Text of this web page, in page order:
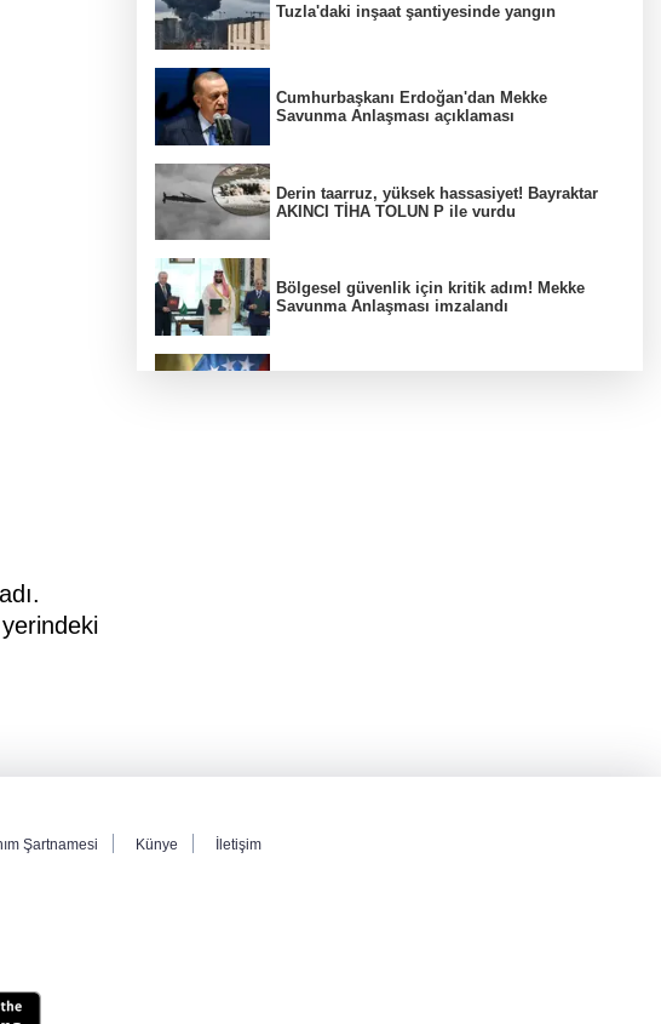
Tuzla'daki inşaat şantiyesinde yangın
Cumhurbaşkanı Erdoğan'dan Mekke
Savunma Anlaşması açıklaması
Derin taarruz, yüksek hassasiyet! Bayraktar
AKINCI TİHA TOLUN P ile vurdu
Bölgesel güvenlik için kritik adım! Mekke
Savunma Anlaşması imzalandı
Şartnamesi Künye İletişim